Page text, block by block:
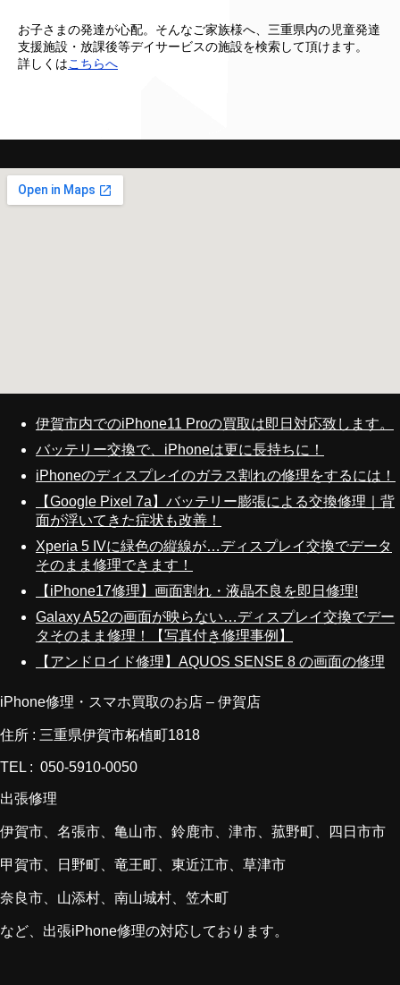
お子さまの発達が心配。そんなご家族様へ、三重県内の児童発達
支援施設・放課後等デイサービスの施設を検索して頂けます。
詳しくはこちらへ
伊賀市内でのiPhone11 Proの買取は即日対応致します。
バッテリー交換で、iPhoneは更に長持ちに！
iPhoneのディスプレイのガラス割れの修理をするには！
【Google Pixel 7a】バッテリー膨張による交換修理｜背
面が浮いてきた症状も改善！
Xperia 5 IVに緑色の縦線が…ディスプレイ交換でデータ
そのまま修理できます！
【iPhone17修理】画面割れ・液晶不良を即日修理!
Galaxy A52の画面が映らない…ディスプレイ交換でデー
タそのまま修理！【写真付き修理事例】
【アンドロイド修理】AQUOS SENSE 8 の画面の修理
iPhone修理・スマホ買取のお店 – 伊賀店
住所 : 三重県伊賀市柘植町1818
TEL : 050-5910-0050
出張修理
伊賀市、名張市、亀山市、鈴鹿市、津市、菰野町、四日市市
甲賀市、日野町、竜王町、東近江市、草津市
奈良市、山添村、南山城村、笠木町
など、出張iPhone修理の対応しております。